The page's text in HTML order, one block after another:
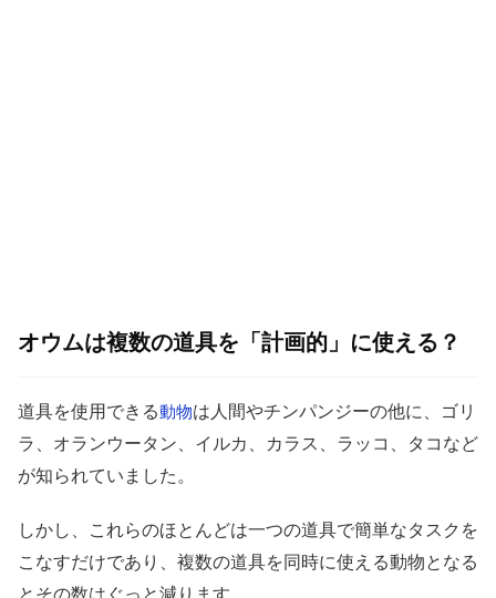
オウムは複数の道具を「計画的」に使える？
道具を使用できる動物は人間やチンパンジーの他に、ゴリ
ラ、オランウータン、イルカ、カラス、ラッコ、タコなど
が知られていました。
しかし、これらのほとんどは一つの道具で簡単なタスクを
こなすだけであり、複数の道具を同時に使える動物となる
とその数はぐっと減ります。